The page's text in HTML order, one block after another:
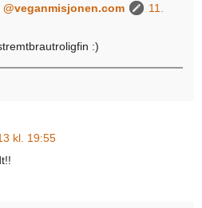
11.
:)
kl. 19:55